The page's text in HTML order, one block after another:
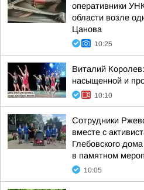
оперативники
области возле
Цанова
10:25
Виталий
насыщенной и
10:10
Сотрудники
вместе с
Глебовского
в памятном
10:05